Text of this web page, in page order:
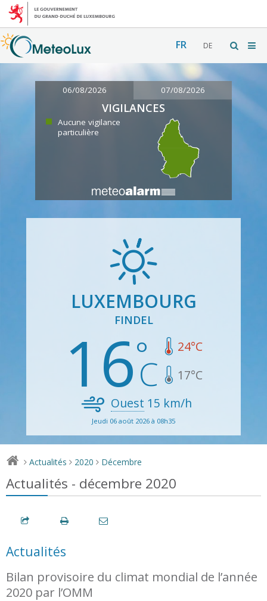
FR DE
06/08/2026 07/08/2026
VIGILANCES
Aucune vigilance
particulière
LUXEMBOURG
FINDEL
16 24°C
17°C
Ouest 15 km/h
Jeudi 06 août 2026 à 08h35
> Actualités > 2020 > Décembre
Actualités - décembre 2020
Actualités
Bilan provisoire du climat mondial de l’année
2020 par l’OMM